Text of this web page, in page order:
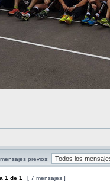
previos:
1 de 1 [ 7 mensajes ]